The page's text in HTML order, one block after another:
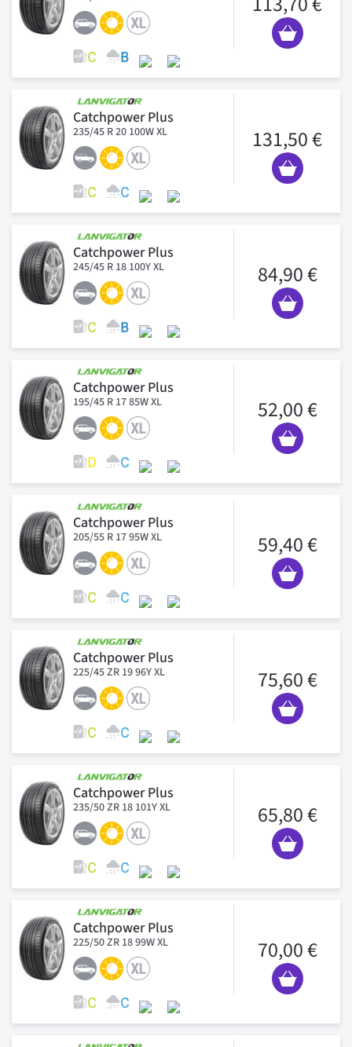
Catchpower Plus
235/45 R 20 100W XL 131,50 €
Catchpower Plus
245/45 R 18 100Y XL 84,90 €
Catchpower Plus
195/45 R 17 85W XL 52,00 €
Catchpower Plus
205/55 R 17 95W XL 59,40 €
Catchpower Plus
225/45 ZR 19 96Y XL 75,60 €
Catchpower Plus
235/50 ZR 18 101Y XL 65,80 €
Catchpower Plus
225/50 ZR 18 99W XL 70,00 €